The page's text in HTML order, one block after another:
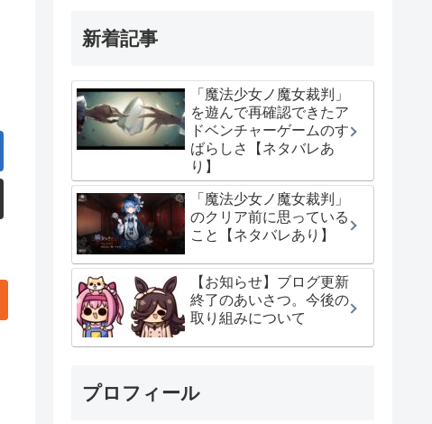
新着記事
「魔法少女ノ魔女裁判」
を遊んで再確認できたア
ドベンチャーゲームのす
ばらしさ【ネタバレあ
り】
「魔法少女ノ魔女裁判」
のクリア前に思っている
こと【ネタバレあり】
【お知らせ】ブログ更新
終了のあいさつ。今後の
取り組みについて
プロフィール